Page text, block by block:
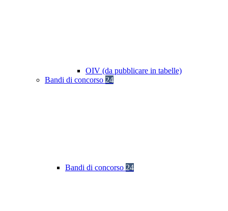
OIV (da pubblicare in tabelle)
Bandi di concorso 24
Bandi di concorso 24